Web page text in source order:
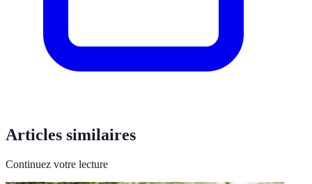
Articles similaires
Continuez votre lecture